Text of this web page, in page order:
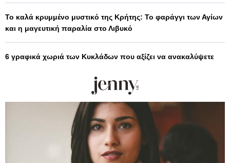
Το καλά κρυμμένο μυστικό της Κρήτης: Το φαράγγι των Αγίων
και η μαγευτική παραλία στο Λιβυκό
6 γραφικά χωριά των Κυκλάδων που αξίζει να ανακαλύψετε